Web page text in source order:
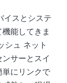
イスとシステ
能してきま
シュ ネット
サーとスイ
単にリンクで